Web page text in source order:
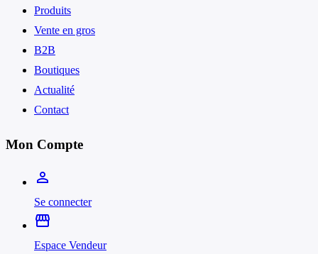
Produits
Vente en gros
B2B
Boutiques
Actualité
Contact
Mon Compte
person_outline
Se connecter
storefront
Espace Vendeur